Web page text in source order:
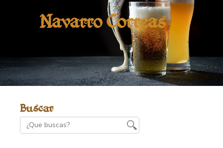
Navarro Correas
Buscar